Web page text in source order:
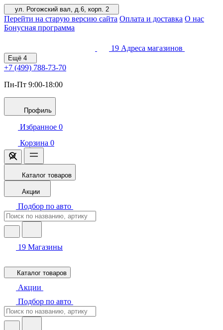
ул. Рогожский вал, д.6, корп. 2
Перейти на старую версию сайта Оплата и доставка О нас
Бонусная программа
19 Адреса магазинов
Ещё 4
+7 (499) 788-73-70
Пн-Пт 9:00-18:00
Профиль
Избранное 0
Корзина 0
Каталог товаров
Акции
Подбор по авто
19 Магазины
Каталог товаров
Акции
Подбор по авто